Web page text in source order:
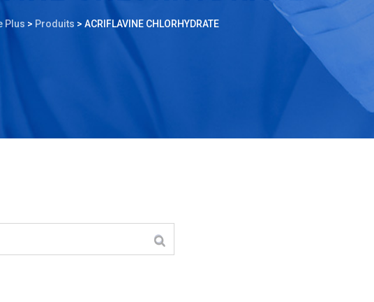
Plus > Produits > ACRIFLAVINE CHLORHYDRATE